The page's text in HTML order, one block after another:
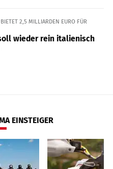
BIETET 2,5 MILLIARDEN EURO FÜR
wieder rein italienisch
EINSTEIGER